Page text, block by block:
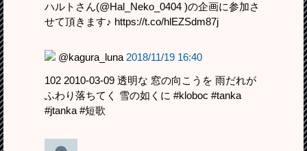
ハルトさん(@Hal_Neko_0404 )の企画に参加さ
せて頂きます♪ https://t.co/hlEZSdm87j
@kagura_luna 2018/11/19 16:40
102 2010-03-09 透明な 窓の向こうを 雨だれが
ふわり落ちてく 雪の如くに #kloboc #tanka
#jtanka #短歌